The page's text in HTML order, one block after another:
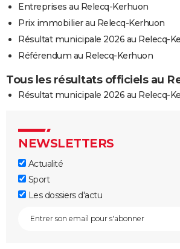
Entreprises au Relecq-Kerhuon
Prix immobilier au Relecq-Kerhuon
Résultat municipale 2026 au Relecq-
Référendum au Relecq-Kerhuon
Tous les résultats officiels au
Résultat municipale 2026 au Relecq-
NEWSLETTERS
Actualité
Sport
Les dossiers d'actu